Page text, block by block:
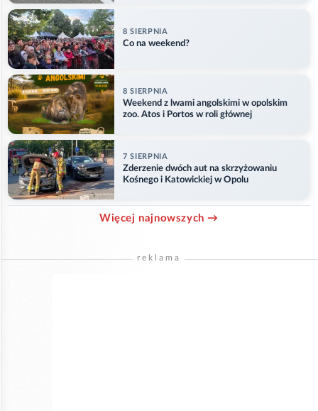
8 SIERPNIA
Co na weekend?
8 SIERPNIA
Weekend z lwami angolskimi w opolskim
zoo. Atos i Portos w roli głównej
7 SIERPNIA
Zderzenie dwóch aut na skrzyżowaniu
Kośnego i Katowickiej w Opolu
Więcej najnowszych →
reklama